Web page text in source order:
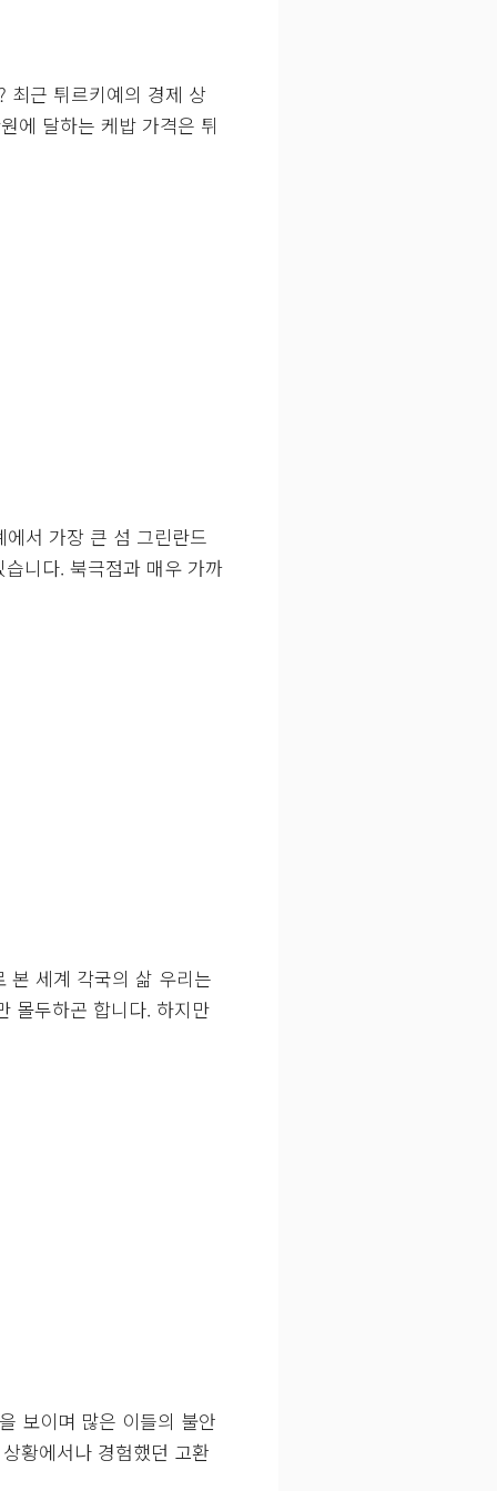
최근 튀르키예의 경제 상
에 달하는 케밥 가격은 튀
서 가장 큰 섬 그린란드
니다. 북극점과 매우 가까
본 세계 각국의 삶 우리는
몰두하곤 합니다. 하지만
보이며 많은 이들의 불안
황에서나 경험했던 고환